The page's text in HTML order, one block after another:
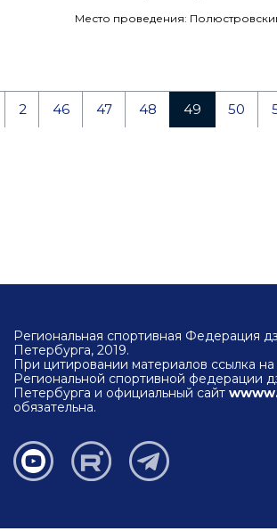
Место проведения:
2 46 47 48 49 50
Региональная спортивная Федерация
Петербурга, 2019.
При цитировании материалов ссылка
Региональной спортивной федерации
Петербурга и официальный сайт
обязательна.